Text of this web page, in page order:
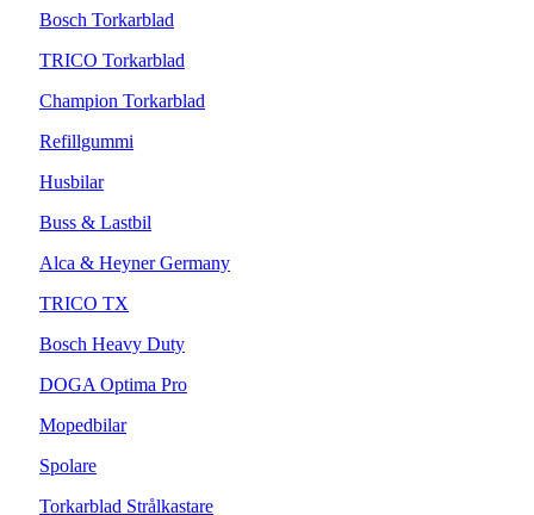
Bosch Torkarblad
TRICO Torkarblad
Champion Torkarblad
Refillgummi
Husbilar
Buss & Lastbil
Alca & Heyner Germany
TRICO TX
Bosch Heavy Duty
DOGA Optima Pro
Mopedbilar
Spolare
Torkarblad Strålkastare